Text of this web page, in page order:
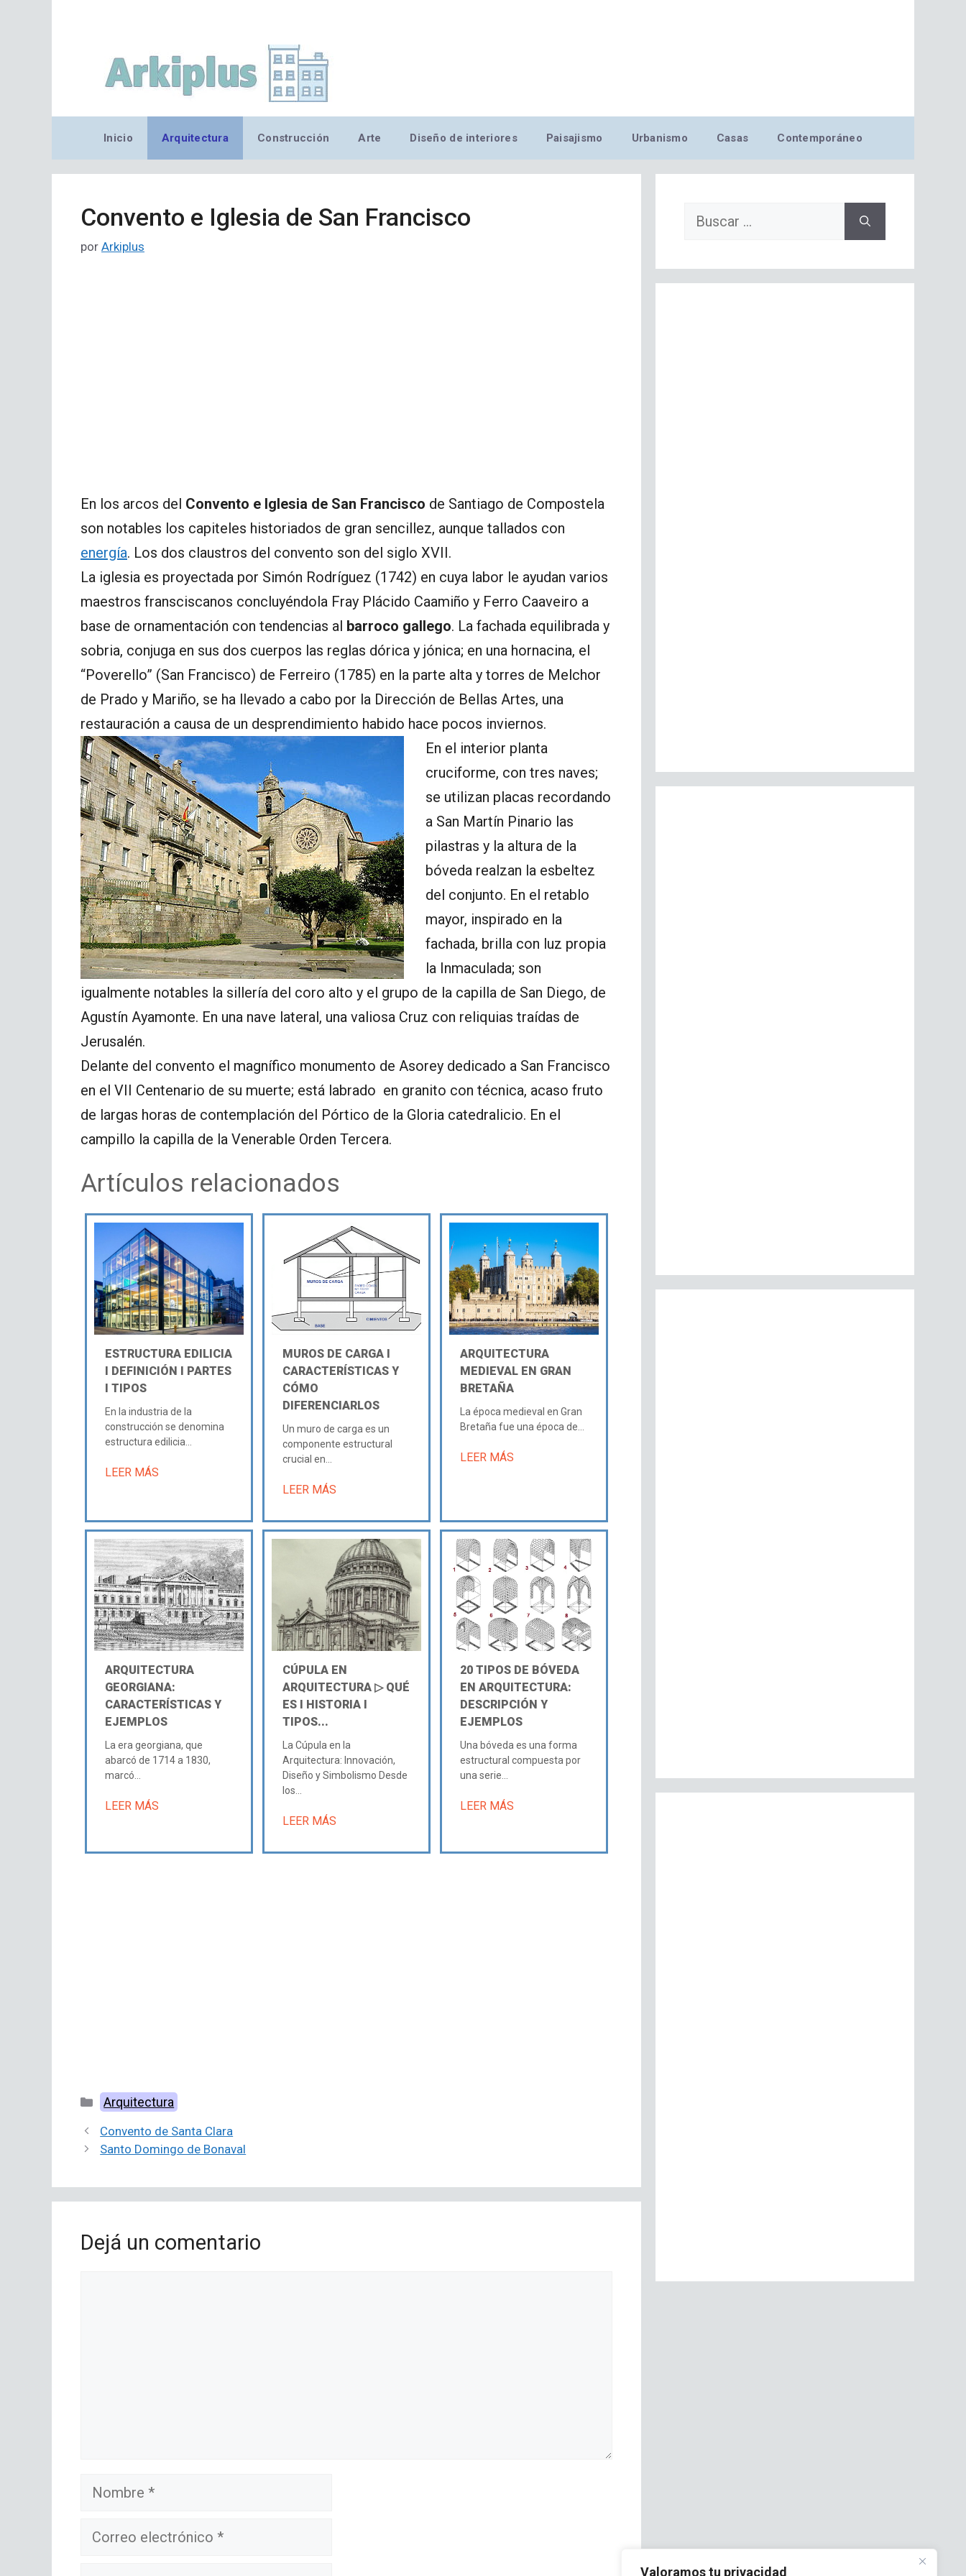
Valoramos tu privacidad
Inicio Arquitectura Construcción Arte Diseño de interiores Paisajismo Urbanismo Casas Contemporáneo
Convento e Iglesia de San Francisco
por Arkiplus
En los arcos del Convento e Iglesia de San Francisco de Santiago de Compostela
son notables los capiteles historiados de gran sencillez, aunque tallados con
energía. Los dos claustros del convento son del siglo XVII.
La iglesia es proyectada por Simón Rodríguez (1742) en cuya labor le ayudan varios
maestros fransciscanos concluyéndola Fray Plácido Caamiño y Ferro Caaveiro a
base de ornamentación con tendencias al barroco gallego. La fachada equilibrada y
sobria, conjuga en sus dos cuerpos las reglas dórica y jónica; en una hornacina, el
“Poverello” (San Francisco) de Ferreiro (1785) en la parte alta y torres de Melchor
de Prado y Mariño, se ha llevado a cabo por la Dirección de Bellas Artes, una
restauración a causa de un desprendimiento habido hace pocos inviernos.
En el interior planta
cruciforme, con tres naves;
se utilizan placas recordando
a San Martín Pinario las
pilastras y la altura de la
bóveda realzan la esbeltez
del conjunto. En el retablo
mayor, inspirado en la
fachada, brilla con luz propia
la Inmaculada; son
igualmente notables la sillería del coro alto y el grupo de la capilla de San Diego, de
Agustín Ayamonte. En una nave lateral, una valiosa Cruz con reliquias traídas de
Jerusalén.
Delante del convento el magnífico monumento de Asorey dedicado a San Francisco
en el VII Centenario de su muerte; está labrado en granito con técnica, acaso fruto
de largas horas de contemplación del Pórtico de la Gloria catedralicio. En el
campillo la capilla de la Venerable Orden Tercera.
Artículos relacionados
ESTRUCTURA EDILICIA
Ι DEFINICIÓN Ι PARTES
Ι TIPOS
En la industria de la
construcción se denomina
estructura edilicia...
LEER MÁS
MUROS DE CARGA Ι
CARACTERÍSTICAS Y
CÓMO
DIFERENCIARLOS
Un muro de carga es un
componente estructural
crucial en...
LEER MÁS
ARQUITECTURA
MEDIEVAL EN GRAN
BRETAÑA
La época medieval en Gran
Bretaña fue una época de...
LEER MÁS
ARQUITECTURA
GEORGIANA:
CARACTERÍSTICAS Y
EJEMPLOS
La era georgiana, que
abarcó de 1714 a 1830,
marcó...
LEER MÁS
CÚPULA EN
ARQUITECTURA ▷ QUÉ
ES Ι HISTORIA Ι
TIPOS...
La Cúpula en la
Arquitectura: Innovación,
Diseño y Simbolismo Desde
los...
LEER MÁS
20 TIPOS DE BÓVEDA
EN ARQUITECTURA:
DESCRIPCIÓN Y
EJEMPLOS
Una bóveda es una forma
estructural compuesta por
una serie...
LEER MÁS
Categorías
Arquitectura
Convento de Santa Clara
Santo Domingo de Bonaval
Dejá un comentario
Nombre
Correo
Buscar: